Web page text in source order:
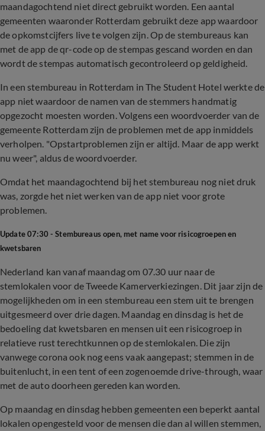
maandagochtend niet direct gebruikt worden. Een aantal
gemeenten waaronder Rotterdam gebruikt deze app waardoor
de opkomstcijfers live te volgen zijn. Op de stembureaus kan
met de app de qr-code op de stempas gescand worden en dan
wordt de stempas automatisch gecontroleerd op geldigheid.
In een stembureau in Rotterdam in The Student Hotel werkte de
app niet waardoor de namen van de stemmers handmatig
opgezocht moesten worden. Volgens een woordvoerder van de
gemeente Rotterdam zijn de problemen met de app inmiddels
verholpen. "Opstartproblemen zijn er altijd. Maar de app werkt
nu weer", aldus de woordvoerder.
Omdat het maandagochtend bij het stembureau nog niet druk
was, zorgde het niet werken van de app niet voor grote
problemen.
Update 07:30 - Stembureaus open, met name voor risicogroepen en
kwetsbaren
Nederland kan vanaf maandag om 07.30 uur naar de
stemlokalen voor de Tweede Kamerverkiezingen. Dit jaar zijn de
mogelijkheden om in een stembureau een stem uit te brengen
uitgesmeerd over drie dagen. Maandag en dinsdag is het de
bedoeling dat kwetsbaren en mensen uit een risicogroep in
relatieve rust terechtkunnen op de stemlokalen. Die zijn
vanwege corona ook nog eens vaak aangepast; stemmen in de
buitenlucht, in een tent of een zogenoemde drive-through, waar
met de auto doorheen gereden kan worden.
Op maandag en dinsdag hebben gemeenten een beperkt aantal
lokalen opengesteld voor de mensen die dan al willen stemmen,